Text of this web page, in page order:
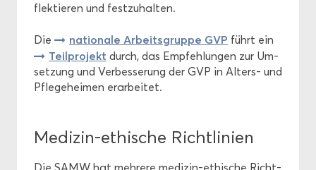
flek­tie­ren und fest­zu­hal­ten.
Die na­tio­na­le Ar­beits­grup­pe GVP führt ein
Teil­pro­jekt durch, das Emp­feh­lun­gen zur Um­
set­zung und Ver­bes­se­rung der GVP in Alters-​ und
Pfle­ge­hei­men er­ar­bei­tet.
Medizin-​ethische Richt­li­ni­en
Die SAMW hat meh­re­re medizin-​ethische Richt­